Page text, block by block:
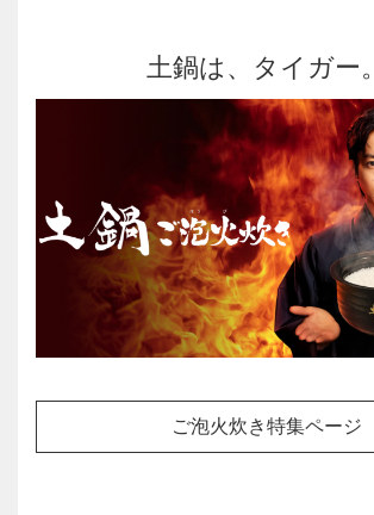
土鍋は、タイガー。
ご泡火炊き特集ページ